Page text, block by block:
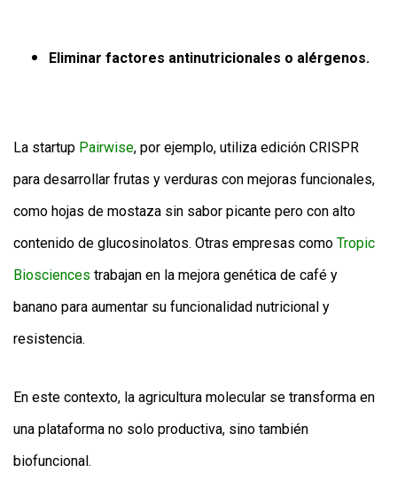
Eliminar factores antinutricionales o alérgenos.
La startup Pairwise, por ejemplo, utiliza edición CRISPR
para desarrollar frutas y verduras con mejoras funcionales,
como hojas de mostaza sin sabor picante pero con alto
contenido de glucosinolatos. Otras empresas como Tropic
Biosciences trabajan en la mejora genética de café y
banano para aumentar su funcionalidad nutricional y
resistencia.
En este contexto, la agricultura molecular se transforma en
una plataforma no solo productiva, sino también
biofuncional.